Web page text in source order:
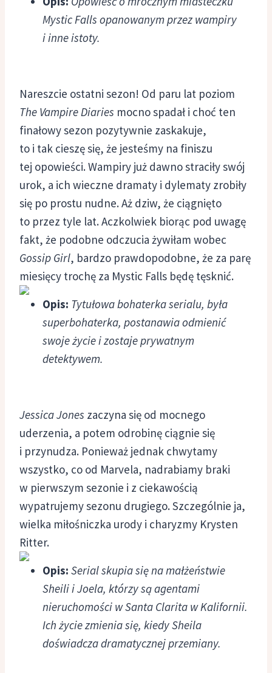
Mystic Falls opanowanym przez wampiry
i inne istoty.
Nareszcie ostatni sezon! Od paru lat poziom
The Vampire Diaries mocno spadał i choć ten
finałowy sezon pozytywnie zaskakuje,
to i tak cieszę się, że jesteśmy na finiszu
tej opowieści. Wampiry już dawno straciły swój
urok, a ich wieczne dramaty i dylematy zrobiły
się po prostu nudne. Aż dziw, że ciągnięto
to przez tyle lat. Aczkolwiek biorąc pod uwagę
fakt, że podobne odczucia żywiłam wobec
Gossip Girl, bardzo prawdopodobne, że za parę
miesięcy trochę za Mystic Falls będę tęsknić.
Opis: Tytułowa bohaterka serialu, była
superbohaterka, postanawia odmienić
swoje życie i zostaje prywatnym
detektywem.
Jessica Jones zaczyna się od mocnego
uderzenia, a potem odrobinę ciągnie się
i przynudza. Ponieważ jednak chwytamy
wszystko, co od Marvela, nadrabiamy braki
w pierwszym sezonie i z ciekawością
wypatrujemy sezonu drugiego. Szczególnie ja,
wielka miłośniczka urody i charyzmy Krysten
Ritter.
Opis: Serial skupia się na małżeństwie
Sheili i Joela, którzy są agentami
nieruchomości w Santa Clarita w Kalifornii.
Ich życie zmienia się, kiedy Sheila
doświadcza dramatycznej przemiany.